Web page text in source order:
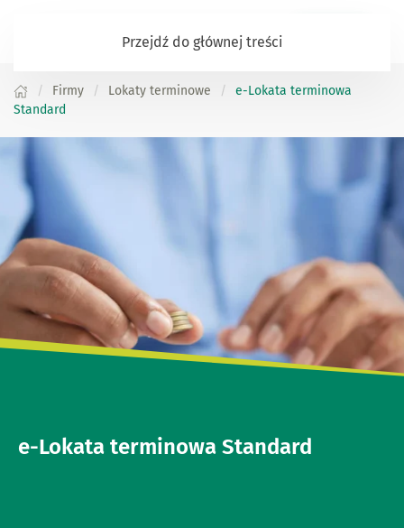
Przejdź do głównej treści
Firmy Lokaty terminowe
e-Lokata terminowa
Standard
e-Lokata terminowa Standard